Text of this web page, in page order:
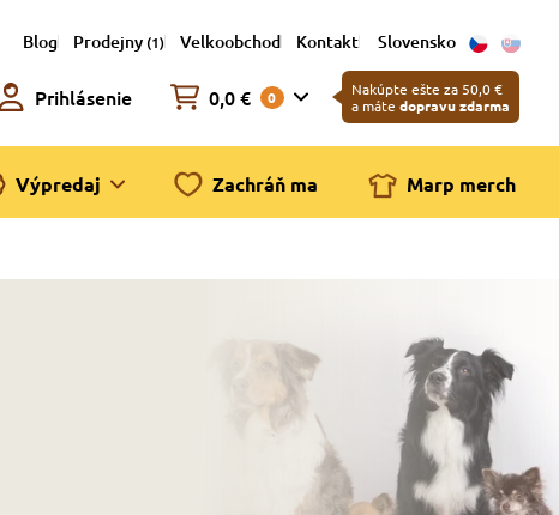
Blog Prodejny (1) Velkoobchod Kontakt Slovensko
Prihlásenie 0,0 € 0
Nakúpte ešte za 50,0 €
a máte dopravu zdarma
Výpredaj Zachráň ma Marp merch